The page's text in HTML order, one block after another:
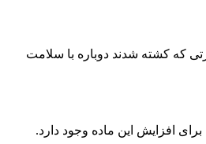
که کشته شدند دوباره با سلامت
برای افزایش این ماده وجود دارد.